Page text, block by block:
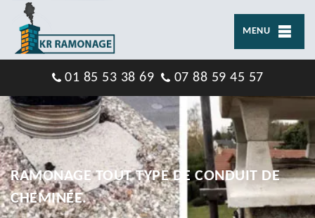
MENU
01 85 53 38 69 07 88 59 45 57
RAMONAGE TOUT TYPE DE CONDUIT DE
CHEMINÉE.